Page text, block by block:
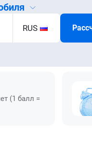
RUS
(1 балл =